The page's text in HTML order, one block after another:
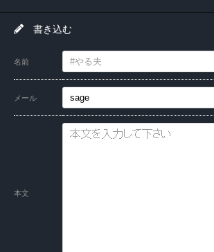
書き込む
名前
メール
本文